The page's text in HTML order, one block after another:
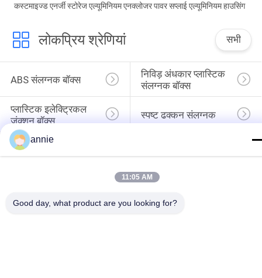
कस्टमाइज्ड एनर्जी स्टोरेज एल्यूमिनियम एनक्लोजर पावर सप्लाई एल्यूमिनियम हाउसिंग
लोकप्रिय श्रेणियां सभी
ABS संलग्नक बॉक्स
निविड़ अंधकार प्लास्टिक
संलग्नक बॉक्स
प्लास्टिक इलेक्ट्रिकल
जंक्शन बॉक्स
स्पष्ट ढक्कन संलग्नक
दीवार माउंट प्लास्टिक
संलग्नक
प्लास्टिक हाथ में संलग्नक
annie
11:05 AM
Good day, what product are you looking for?